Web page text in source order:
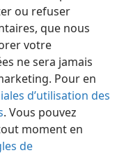
ou refuser
que nous
votre
ne sera jamais
Pour en
d’utilisation des
. Vous pouvez
moment en
de
Préférences
Society of Pennsylvania
de confidentialité
JW.ORG Se connecter